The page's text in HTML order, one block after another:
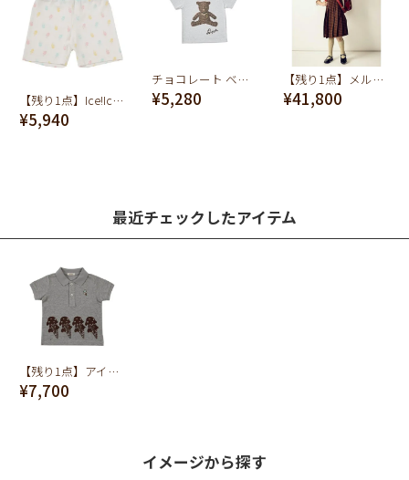
【残り1点】Ice!Ice!Ice! パンツ
¥5,940
チョコレート ベアー キッズ Tシャツ
¥5,280
【残り1点】メルティーチョコレートドレスセット
¥41,800
最近チェックしたアイテム
【残り1点】アイスるアイス baby ポロシャツ(グレー)
¥7,700
イメージから探す